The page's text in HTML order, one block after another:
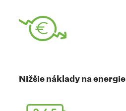
Nižšie náklady na energie